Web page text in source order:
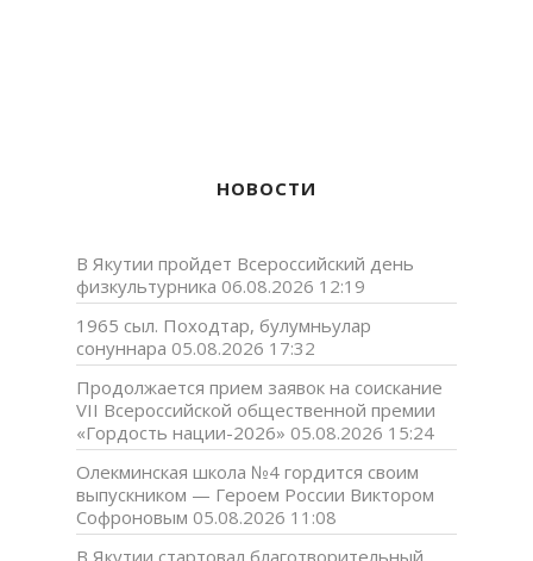
НОВОСТИ
В Якутии пройдет Всероссийский день
физкультурника 06.08.2026 12:19
1965 сыл. Походтар, булумньулар
сонуннара 05.08.2026 17:32
Продолжается прием заявок на соискание
VII Всероссийской общественной премии
«Гордость нации-2026» 05.08.2026 15:24
Олекминская школа №4 гордится своим
выпускником — Героем России Виктором
Софроновым 05.08.2026 11:08
В Якутии стартовал благотворительный